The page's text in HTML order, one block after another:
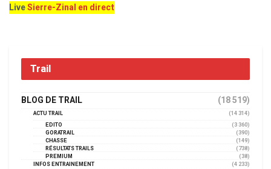
LiveSierre-Zinal en direct
Trail
BLOG DE TRAIL (18 519)
ACTU TRAIL
(14 314)
EDITO
(3 360)
GORATRAIL
(390)
CHASSE
(149)
RÉSULTATS TRAILS
(738)
PREMIUM
(38)
INFOS ENTRAINEMENT
(4 233)